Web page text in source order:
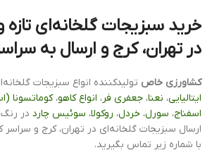
خرید سبزیجات گلخانه‌ای
در تهران، کرج و ارسال به
کشاورزی خاص تولیدکننده انواع سبزیجات
ایتالیایی، نعنا، جعفری فر، انواع کاهو،کوماتسونا
اسفناج، سورل، خردل، روکولا، سوئیس چارد در
ارسال سبزیجات گلخانه‌ای در تهران، کرج و
با شماره زیر تماس بگیرید.